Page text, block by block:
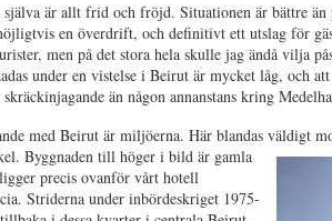
själva är allt frid och fröjd. Situationen är bättre än
en överdrift, och definitivt ett utslag för
men på det stora hela skulle jag ändå vilja
under en vistelse i Beirut är mycket låg, och
än någon annanstans kring
med Beirut är miljöerna. Här blandas väldigt
Byggnaden till höger i bild är gamla
precis ovanför vårt hotell
Striderna under inbördeskriget 1975-